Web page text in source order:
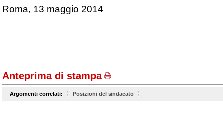
Roma, 13 maggio 2014
Anteprima di stampa
Argomenti correlati: Posizioni del sindacato